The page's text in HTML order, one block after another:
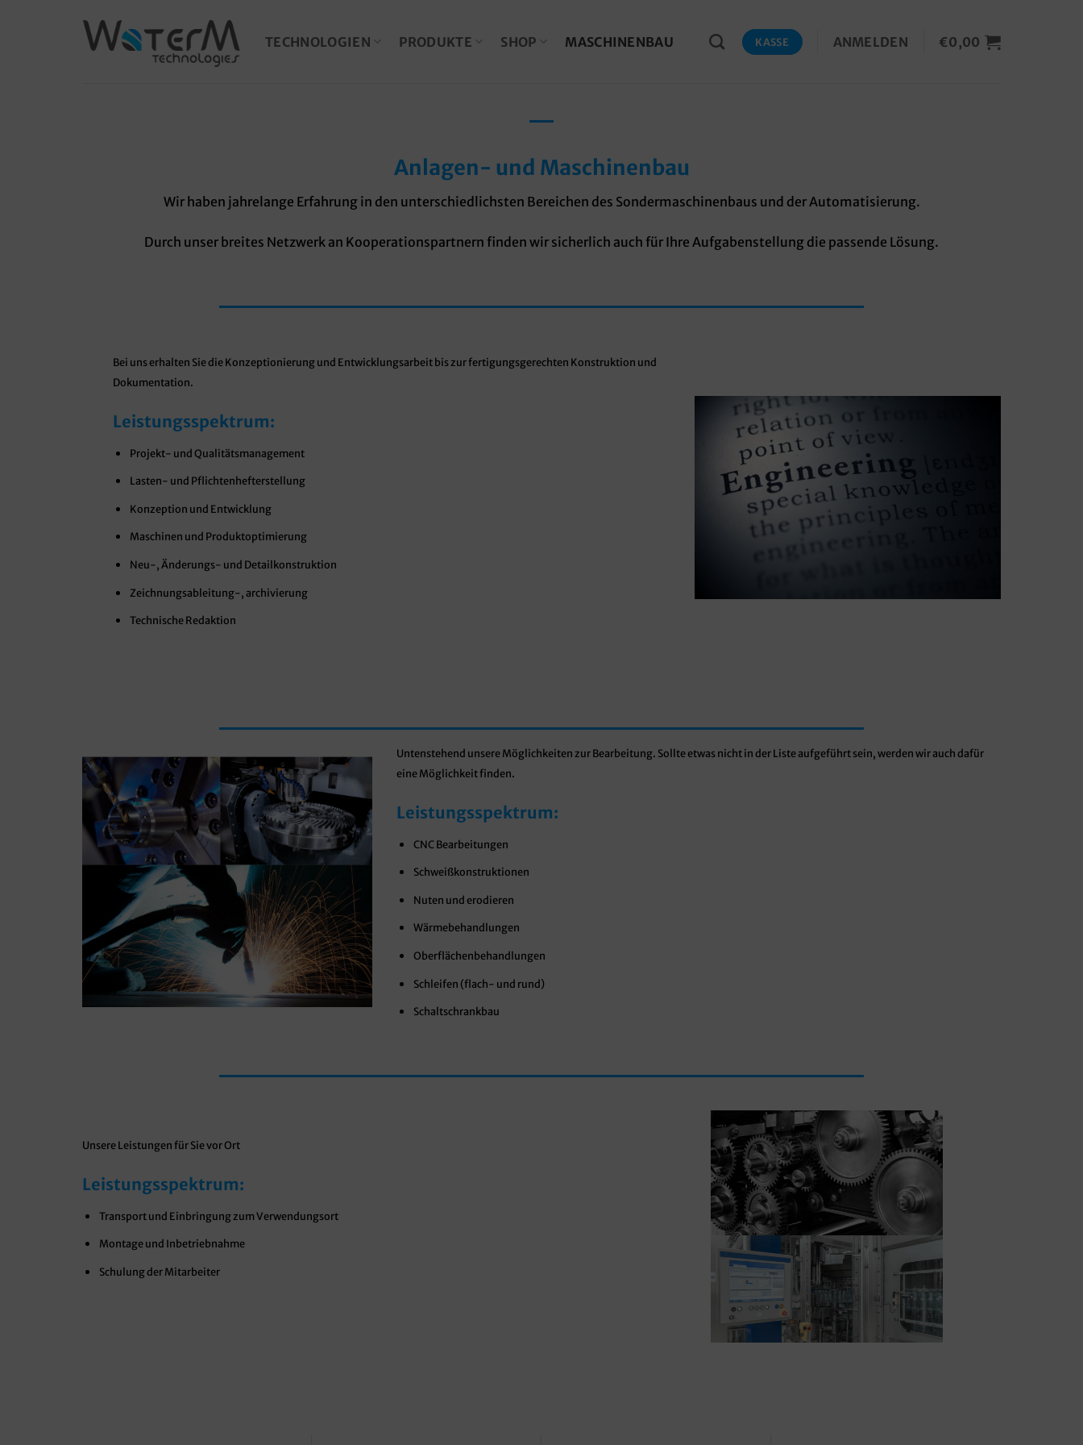
TECHNOLOGIEN PRODUKTE SHOP MASCHINENBAU KASSE ANMELDEN €0,00
Anlagen- und Maschinenbau
Wir haben jahrelange Erfahrung in den unterschiedlichsten Bereichen des Sondermaschinenbaus und der Automatisierung.
Durch unser breites Netzwerk an Kooperationspartnern finden wir sicherlich auch für Ihre Aufgabenstellung die passende Lösung.
Bei uns erhalten Sie die Konzeptionierung und Entwicklungsarbeit bis zur fertigungsgerechten Konstruktion und
Dokumentation.
Leistungsspektrum:
Projekt- und Qualitätsmanagement
Lasten- und Pflichtenhefterstellung
Konzeption und Entwicklung
Maschinen und Produktoptimierung
Neu-, Änderungs- und Detailkonstruktion
Zeichnungsableitung-, archivierung
Technische Redaktion
Untenstehend unsere Möglichkeiten zur Bearbeitung. Sollte etwas nicht in der Liste aufgeführt sein, werden wir auch dafür
eine Möglichkeit finden.
Leistungsspektrum:
CNC Bearbeitungen
Schweißkonstruktionen
Nuten und erodieren
Wärmebehandlungen
Oberflächenbehandlungen
Schleifen (flach- und rund)
Schaltschrankbau
Unsere Leistungen für Sie vor Ort
Leistungsspektrum:
Transport und Einbringung zum Verwendungsort
Montage und Inbetriebnahme
Schulung der Mitarbeiter